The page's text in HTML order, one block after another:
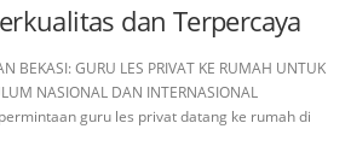
dan Terpercaya
BEKASI: GURU LES PRIVAT KE RUMAH UNTUK
NASIONAL DAN INTERNASIONAL
guru les privat datang ke rumah di